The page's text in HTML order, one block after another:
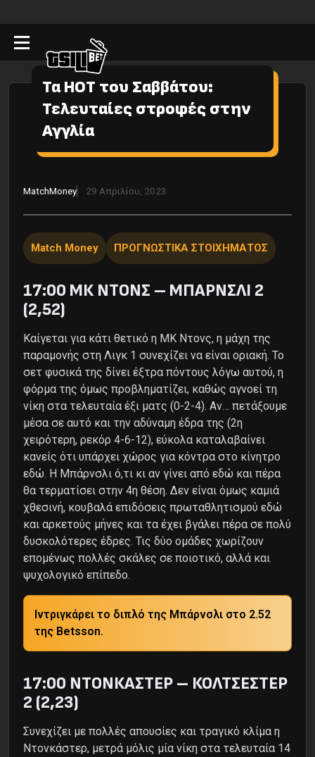
Τα HOT του Σαββάτου:
Τελευταίες στροφές στην
Αγγλία
MatchMoney 29 Απριλίου, 2023
Match Money ΠΡΟΓΝΩΣΤΙΚΑ ΣΤΟΙΧΗΜΑΤΟΣ
17:00 ΜΚ ΝΤΟΝΣ – ΜΠΑΡΝΣΛΙ 2
(2,52)
Καίγεται για κάτι θετικό η ΜΚ Ντονς, η μάχη της
παραμονής στη Λιγκ 1 συνεχίζει να είναι οριακή. Το
σετ φυσικά της δίνει έξτρα πόντους λόγω αυτού, η
φόρμα της όμως προβληματίζει, καθώς αγνοεί τη
νίκη στα τελευταία έξι ματς (0-2-4). Αν… πετάξουμε
μέσα σε αυτό και την αδύναμη έδρα της (2η
χειρότερη, ρεκόρ 4-6-12), εύκολα καταλαβαίνει
κανείς ότι υπάρχει χώρος για κόντρα στο κίνητρο
εδώ. Η Μπάρνσλι ό,τι κι αν γίνει από εδώ και πέρα
θα τερματίσει στην 4η θέση. Δεν είναι όμως καμιά
χθεσινή, κουβαλά επιδόσεις πρωταθλητισμού εδώ
και αρκετούς μήνες και τα έχει βγάλει πέρα σε πολύ
δυσκολότερες έδρες. Τις δύο ομάδες χωρίζουν
επομένως πολλές σκάλες σε ποιοτικό, αλλά και
ψυχολογικό επίπεδο.
Ιντριγκάρει το διπλό της Μπάρνσλι στο 2.52
της Betsson.
17:00 ΝΤΟΝΚΑΣΤΕΡ – ΚΟΛΤΣΕΣΤΕΡ
2 (2,23)
Συνεχίζει με πολλές απουσίες και τραγικό κλίμα η
Ντονκάστερ, μετρά μόλις μία νίκη στα τελευταία 14